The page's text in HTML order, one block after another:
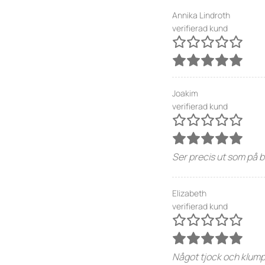
Annika Lindroth
verifierad kund
Joakim
verifierad kund
Ser precis ut som på
Elizabeth
verifierad kund
Något tjock och